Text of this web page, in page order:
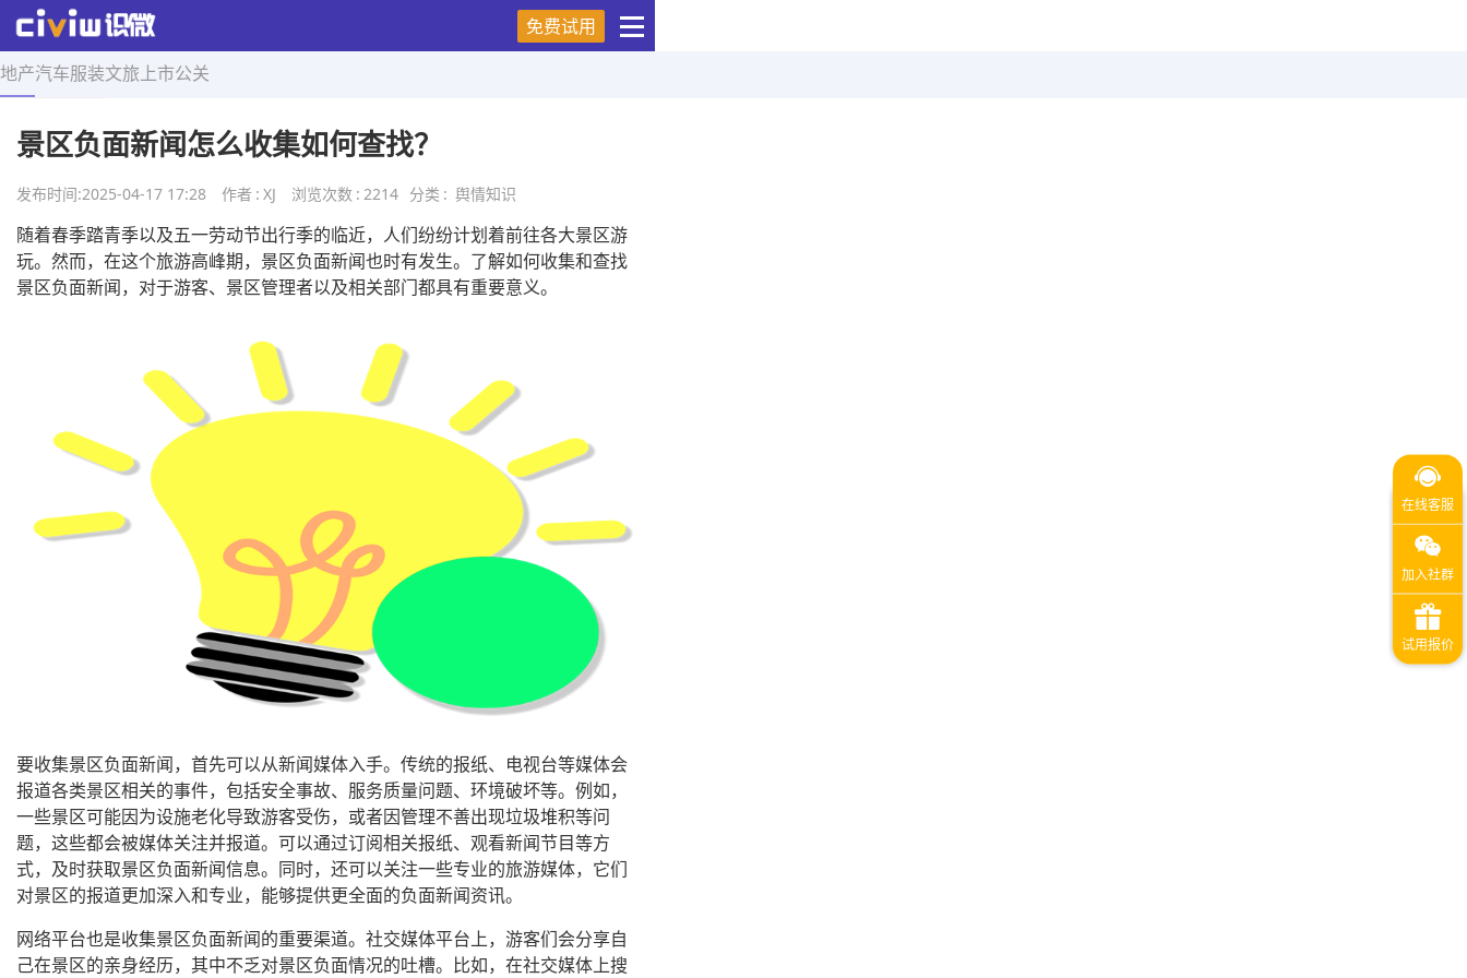
免费试用
地产汽车服装文旅 上市公关
首页 > 舆情知识 > 正文
景区负面新闻怎么收集如何查找？
发布时间:2025-04-17 17:28 作者 : XJ 浏览次数 : 2214 分类 : 舆情知识
随着春季踏青季以及五一劳动节出行季的临近，人们纷纷计划着前往各大景区游
玩。然而，在这个旅游高峰期，景区负面新闻也时有发生。了解如何收集和查找
景区负面新闻，对于游客、景区管理者以及相关部门都具有重要意义。
要收集景区负面新闻，首先可以从新闻媒体入手。传统的报纸、电视台等媒体会
报道各类景区相关的事件，包括安全事故、服务质量问题、环境破坏等。例如，
一些景区可能因为设施老化导致游客受伤，或者因管理不善出现垃圾堆积等问
题，这些都会被媒体关注并报道。可以通过订阅相关报纸、观看新闻节目等方
式，及时获取景区负面新闻信息。同时，还可以关注一些专业的旅游媒体，它们
对景区的报道更加深入和专业，能够提供更全面的负面新闻资讯。
网络平台也是收集景区负面新闻的重要渠道。社交媒体平台上，游客们会分享自
己在景区的亲身经历，其中不乏对景区负面情况的吐槽。比如，在社交媒体上搜